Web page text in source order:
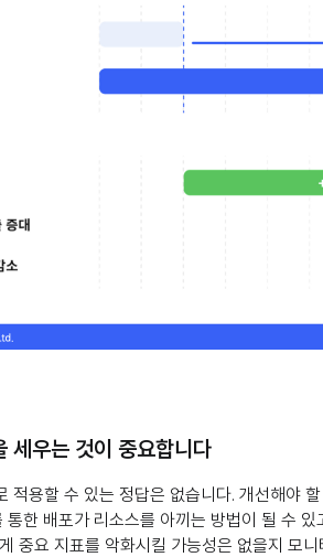
세우는 것이 중요합니다
적용할 수 있는 정답은 없습니다. 개선해야
한 배포가 리소스를 아끼는 방법이 될 수
중요 지표를 악화시킬 가능성은 없을지 모